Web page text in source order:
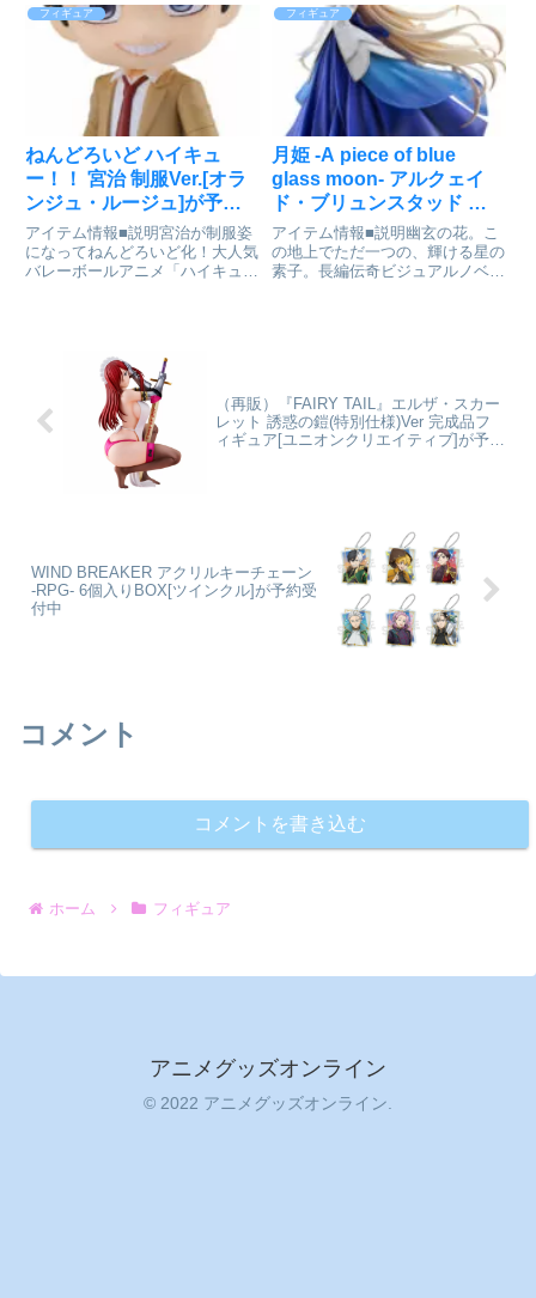
スターズギャラリー オルゴ・デ
ミーラ(C) SQUARE ENIX CO.,
LTD. All Rights Reser...
表情パーツや交換用手首も付属。
更に、別売りの「魂EFFECTシリ
ーズ ENERGY AURA Yellow...
フィギュア
ねんどろいど ハイキュ
ー！！ 宮治 制服Ver.[オラ
ンジュ・ルージュ]が予約
受付開始
アイテム情報■説明宮治が制服姿
になってねんどろいど化！大人気
バレーボールアニメ「ハイキュ
「バレーボール柄台座」ほか専用
フィギュア
月姫 -A piece of blue
glass moon- アルクェイ
ド・ブリュンスタッド ～
星の内海～ 1/8フィギュア
[マックスファクトリー]が
予約受付開始
アイテム情報■説明幽玄の花。こ
の地上でただ一つの、輝ける星の
素子。長編伝奇ビジュアルノベル
（再販）『FAIRY TAIL』エルザ・スカー
レット 誘惑の鎧(特別仕様)Ver 完成品フ
ィギュア[ユニオンクリエイティブ]が予約
WIND BREAKER アクリルキーチェーン
-RPG- 6個入りBOX[ツインクル]が予約受
付中
コメント
コメントを書き込む
ホーム フィギュア
アニメグッズオンライン
© 2022 アニメグッズオンライン.